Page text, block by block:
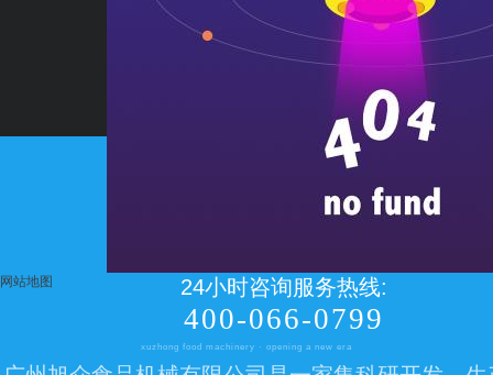
24小时咨询服务热线:
400-066-0799
xuzhong food machinery · opening a new era
网站地图